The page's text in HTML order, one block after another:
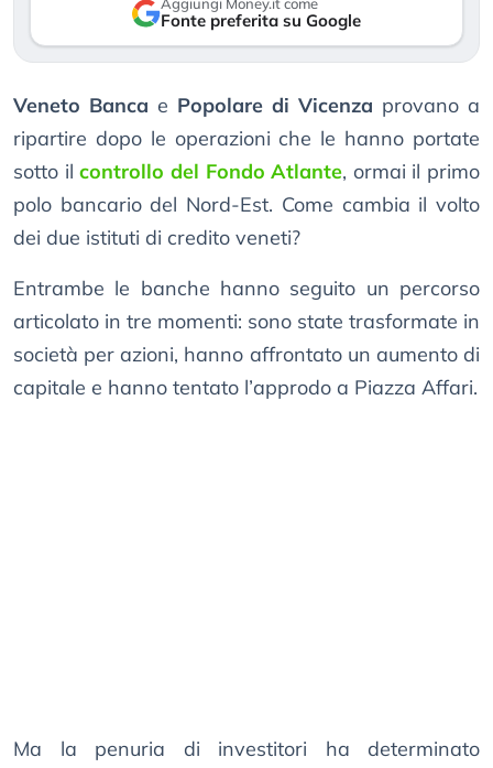
Fonte preferita su Google
Veneto Banca e Popolare di Vicenza provano a
ripartire dopo le operazioni che le hanno portate
sotto ilcontrollo del Fondo Atlante, ormai il primo
polo bancario del Nord-Est. Come cambia il volto
dei due istituti di credito veneti?
Entrambe le banche hanno seguito un percorso
articolato in tre momenti: sono state trasformate in
società per azioni, hanno affrontato un aumento di
capitale e hanno tentato l’approdo a Piazza Affari.
Ma la penuria di investitori ha determinato